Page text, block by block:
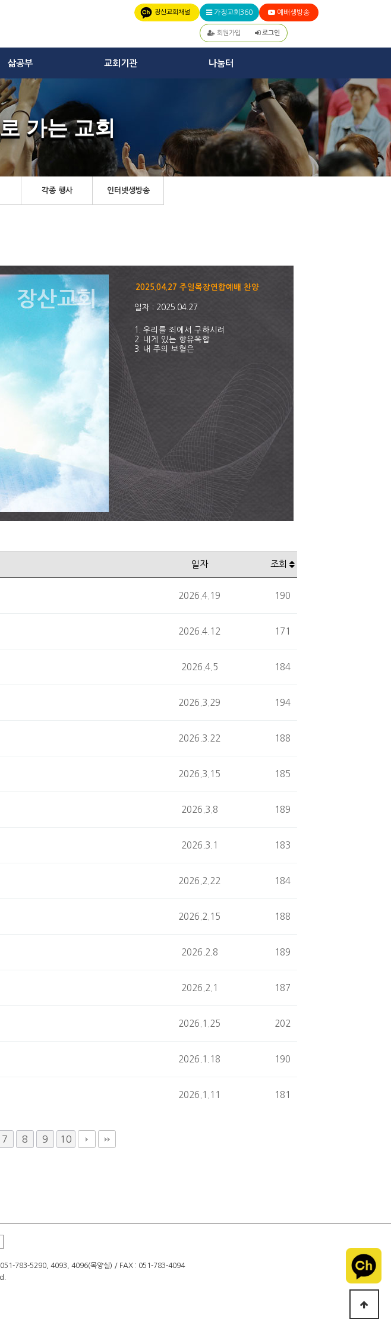
장산교회채널 가정교회360 예배생방송
회원가입 로그인
삶공부 교회기관 나눔터
가는 교회
각종 행사 인터넷생방송
2025.04.27 주일목장연합예배 찬양
일자 : 2025.04.27
1. 우리를 죄에서 구하시려
2. 내게 있는 향유옥합
3. 내 주의 보혈은
일자 조회
2026.4.19 190
2026.4.12 171
2026.4.5 184
2026.3.29 194
2026.3.22 188
2026.3.15 185
2026.3.8 189
2026.3.1 183
2026.2.22 184
2026.2.15 188
2026.2.8 189
2026.2.1 187
2026.1.25 202
2026.1.18 190
2026.1.11 181
7 8 9 10
051-783-5290, 4093, 4096(목양실) / FAX : 051-783-4094